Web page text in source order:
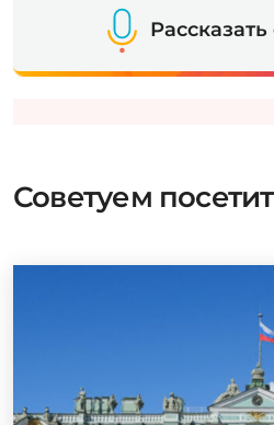
Советуем